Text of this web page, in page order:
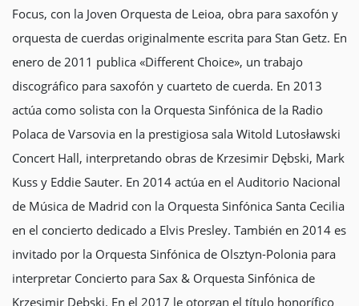
Focus, con la Joven Orquesta de Leioa, obra para saxofón y
orquesta de cuerdas originalmente escrita para Stan Getz. En
enero de 2011 publica «Different Choice», un trabajo
discográfico para saxofón y cuarteto de cuerda. En 2013
actúa como solista con la Orquesta Sinfónica de la Radio
Polaca de Varsovia en la prestigiosa sala Witold Lutosławski
Concert Hall, interpretando obras de Krzesimir Dębski, Mark
Kuss y Eddie Sauter. En 2014 actúa en el Auditorio Nacional
de Música de Madrid con la Orquesta Sinfónica Santa Cecilia
en el concierto dedicado a Elvis Presley. También en 2014 es
invitado por la Orquesta Sinfónica de Olsztyn-Polonia para
interpretar Concierto para Sax & Orquesta Sinfónica de
Krzesimir Dębski. En el 2017 le otorgan el título honorífico